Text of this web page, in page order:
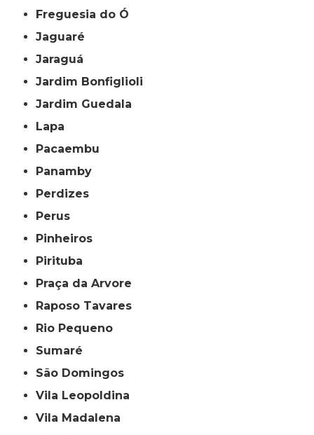
Freguesia do Ó
Jaguaré
Jaraguá
Jardim Bonfiglioli
Jardim Guedala
Lapa
Pacaembu
Panamby
Perdizes
Perus
Pinheiros
Pirituba
Praça da Arvore
Raposo Tavares
Rio Pequeno
Sumaré
São Domingos
Vila Leopoldina
Vila Madalena